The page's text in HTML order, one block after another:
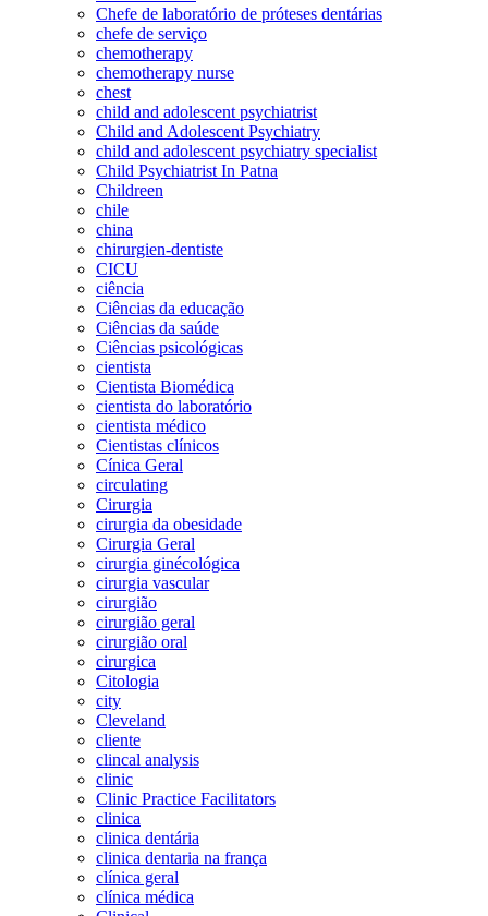
Chefe de laboratório de próteses dentárias
chefe de serviço
chemotherapy
chemotherapy nurse
chest
child and adolescent psychiatrist
Child and Adolescent Psychiatry
child and adolescent psychiatry specialist
Child Psychiatrist In Patna
Childreen
chile
china
chirurgien-dentiste
CICU
ciência
Ciências da educação
Ciências da saúde
Ciências psicológicas
cientista
Cientista Biomédica
cientista do laboratório
cientista médico
Cientistas clínicos
Cínica Geral
circulating
Cirurgia
cirurgia da obesidade
Cirurgia Geral
cirurgia ginécológica
cirurgia vascular
cirurgião
cirurgião geral
cirurgião oral
cirurgica
Citologia
city
Cleveland
cliente
clincal analysis
clinic
Clinic Practice Facilitators
clinica
clinica dentária
clinica dentaria na frança
clínica geral
clínica médica